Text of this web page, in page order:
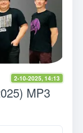
2-10-2025, 14:13
MP3